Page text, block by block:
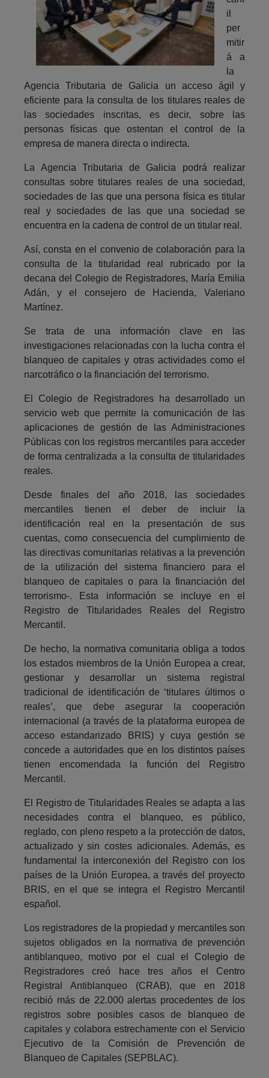
il
per
mitir
á a
la
Agencia Tributaria de Galicia un acceso ágil y
eficiente para la consulta de los titulares reales de
las sociedades inscritas, es decir, sobre las
personas físicas que ostentan el control de la
empresa de manera directa o indirecta.
La Agencia Tributaria de Galicia podrá realizar
consultas sobre titulares reales de una sociedad,
sociedades de las que una persona física es titular
real y sociedades de las que una sociedad se
encuentra en la cadena de control de un titular real.
Así, consta en el convenio de colaboración para la
consulta de la titularidad real rubricado por la
decana del Colegio de Registradores, María Emilia
Adán, y el consejero de Hacienda, Valeriano
Martínez.
Se trata de una información clave en las
investigaciones relacionadas con la lucha contra el
blanqueo de capitales y otras actividades como el
narcotráfico o la financiación del terrorismo.
El Colegio de Registradores ha desarrollado un
servicio web que permite la comunicación de las
aplicaciones de gestión de las Administraciones
Públicas con los registros mercantiles para acceder
de forma centralizada a la consulta de titularidades
reales.
Desde finales del año 2018, las sociedades
mercantiles tienen el deber de incluir la
identificación real en la presentación de sus
cuentas, como consecuencia del cumplimiento de
las directivas comunitarias relativas a la prevención
de la utilización del sistema financiero para el
blanqueo de capitales o para la financiación del
terrorismo-. Esta información se incluye en el
Registro de Titularidades Reales del Registro
Mercantil.
De hecho, la normativa comunitaria obliga a todos
los estados miembros de la Unión Europea a crear,
gestionar y desarrollar un sistema registral
tradicional de identificación de ‘titulares últimos o
reales’, que debe asegurar la cooperación
internacional (a través de la plataforma europea de
acceso estandarizado BRIS) y cuya gestión se
concede a autoridades que en los distintos países
tienen encomendada la función del Registro
Mercantil.
El Registro de Titularidades Reales se adapta a las
necesidades contra el blanqueo, es público,
reglado, con pleno respeto a la protección de datos,
actualizado y sin costes adicionales. Además, es
fundamental la interconexión del Registro con los
países de la Unión Europea, a través del proyecto
BRIS, en el que se integra el Registro Mercantil
español.
Los registradores de la propiedad y mercantiles son
sujetos obligados en la normativa de prevención
antiblanqueo, motivo por el cual el Colegio de
Registradores creó hace tres años el Centro
Registral Antiblanqueo (CRAB), que en 2018
recibió más de 22.000 alertas procedentes de los
registros sobre posibles casos de blanqueo de
capitales y colabora estrechamente con el Servicio
Ejecutivo de la Comisión de Prevención de
Blanqueo de Capitales (SEPBLAC).